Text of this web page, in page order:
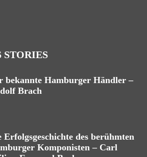
STORIES
bekannte Hamburger Händler –
Brach
Erfolgsgeschichte des berühmten
Komponisten – Carl